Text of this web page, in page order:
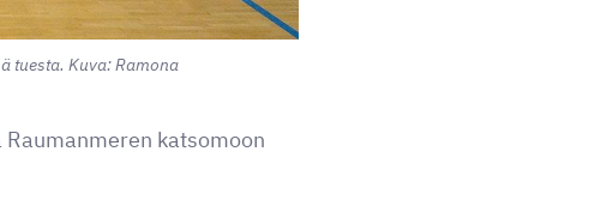
tuesta. Kuva: Ramona
katsomoon